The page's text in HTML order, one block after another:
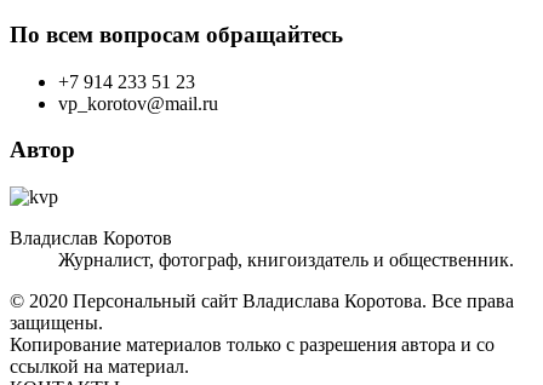
По всем вопросам обращайтесь
+7 914 233 51 23
vp_korotov@mail.ru
Автор
Владислав Коротов
Журналист, фотограф, книгоиздатель и общественник.
© 2020 Персональный сайт Владислава Коротова. Все права
защищены.
Копирование материалов только с разрешения автора и со
ссылкой на материал.